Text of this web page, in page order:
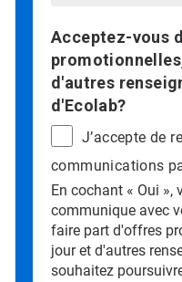
Acceptez-vous
d'autres
d'Ecolab?
J’accepte de
communications
En cochant « Oui »,
communique avec
faire part d'offres
jour et d'autres
souhaitez